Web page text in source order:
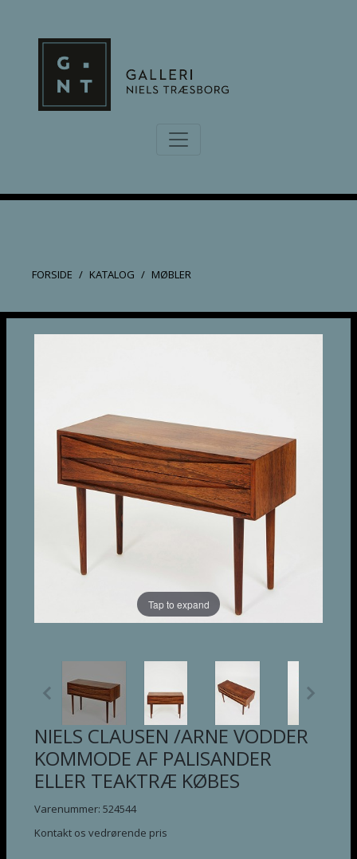
FORSIDE KATALOG MØBLER
Tap to expand
NIELS CLAUSEN /ARNE VODDER
KOMMODE AF PALISANDER
ELLER TEAKTRÆ KØBES
Varenummer: 524544
Kontakt os vedrørende pris